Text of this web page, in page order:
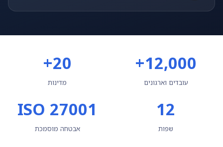
12,000+
עובדים וארגונים
20+
מדינות
12
שפות
ISO 27001
אבטחה מוסמכת